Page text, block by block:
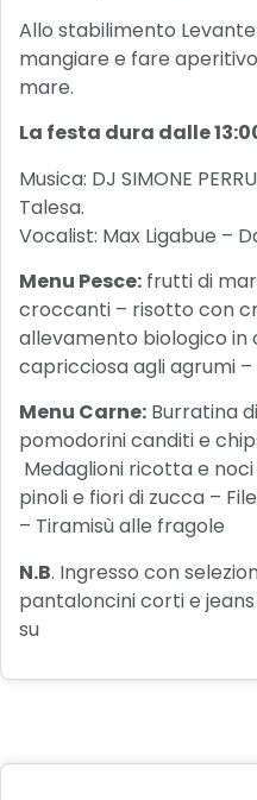
Allo stabilimento
mangiare e fare
mare.
La festa dura dalle
Musica: DJ SIMONE
Talesa.
Vocalist: Max Ligabue –
Menu Pesce: frutti di
croccanti – risotto con
allevamento biologico
capricciosa agli agrumi
Menu Carne: Burratina
pomodorini canditi e
Medaglioni ricotta e
pinoli e fiori di zucca –
– Tiramisù alle fragole
N.B. Ingresso con
pantaloncini corti e
su